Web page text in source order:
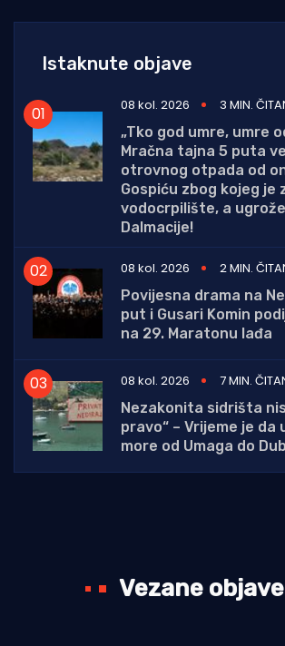
Istaknute objave
08 kol. 2026
3 MIN.
„Tko god umre, umre
Mračna tajna 5 puta
otrovnog otpada od
Gospiću zbog kojeg je
vodocrpilište, a
Dalmacije!
08 kol. 2026
2 MIN.
Povijesna drama na
put i Gusari Komin
na 29. Maratonu lađa
08 kol. 2026
7 MIN.
Nezakonita sidrišta
pravo“ – Vrijeme je da
more od Umaga do
Vezane objave